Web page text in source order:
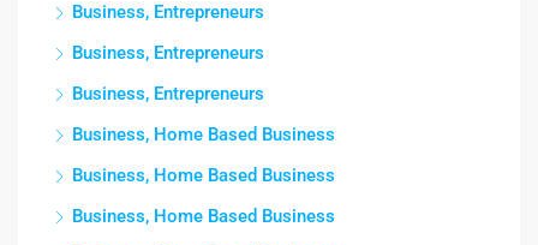
Business, Entrepreneurs
Business, Entrepreneurs
Business, Entrepreneurs
Business, Home Based Business
Business, Home Based Business
Business, Home Based Business